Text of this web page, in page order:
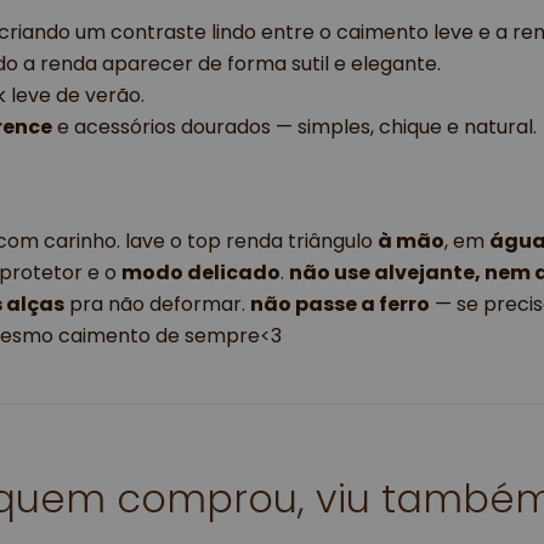
um contraste lindo entre o caimento leve e a
a renda aparecer de forma sutil e elegante.
leve de verão.
e acessórios dourados — simples, chique e natural.
carinho. lave o top renda triângulo à mão, em
e o modo delicado. não use alvejante,
alças pra não deformar. não passe a ferro — se
caimento de sempre<3
comprou, viu